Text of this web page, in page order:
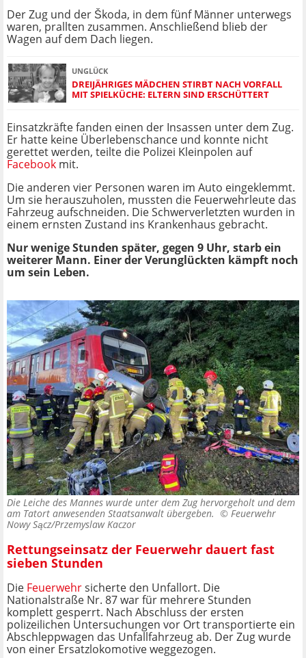
Der Zug und der Škoda, in dem fünf Männer unterwegs
waren, prallten zusammen. Anschließend blieb der
Wagen auf dem Dach liegen.
UNGLÜCK
DREIJÄHRIGES MÄDCHEN STIRBT NACH VORFALL
MIT SPIELKÜCHE: ELTERN SIND ERSCHÜTTERT
Einsatzkräfte fanden einen der Insassen unter dem Zug.
Er hatte keine Überlebenschance und konnte nicht
gerettet werden, teilte die Polizei Kleinpolen auf
Facebook mit.
Die anderen vier Personen waren im Auto eingeklemmt.
Um sie herauszuholen, mussten die Feuerwehrleute das
Fahrzeug aufschneiden. Die Schwerverletzten wurden in
einem ernsten Zustand ins Krankenhaus gebracht.
Nur wenige Stunden später, gegen 9 Uhr, starb ein
weiterer Mann. Einer der Verunglückten kämpft noch
um sein Leben.
Die Leiche des Mannes wurde unter dem Zug hervorgeholt und dem
am Tatort anwesenden Staatsanwalt übergeben. © Feuerwehr
Nowy Sącz/Przemyslaw Kaczor
Rettungseinsatz der Feuerwehr dauert fast
sieben Stunden
Die Feuerwehrsicherte den Unfallort. Die
Nationalstraße Nr. 87 war für mehrere Stunden
komplett gesperrt. Nach Abschluss der ersten
polizeilichen Untersuchungen vor Ort transportierte ein
Abschleppwagen das Unfallfahrzeug ab. Der Zug wurde
von einer Ersatzlokomotive weggezogen.